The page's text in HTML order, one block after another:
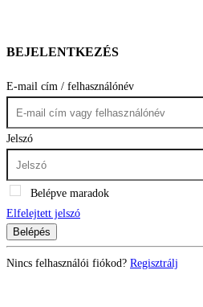
BEJELENTKEZÉS
E-mail cím / felhasználónév
Jelszó
Belépve maradok
Elfelejtett jelszó
Belépés
Nincs felhasználói fiókod? Regisztrálj